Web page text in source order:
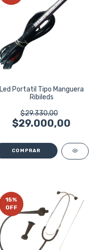
Led Portatil Tipo Manguera
Ribileds
$29.330,00
$29.000,00
15%
OFF